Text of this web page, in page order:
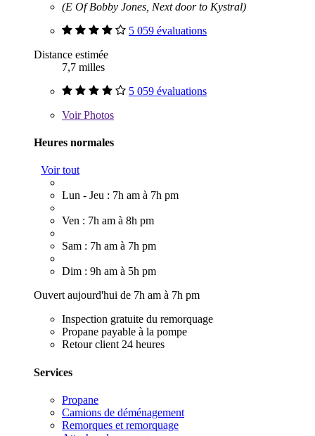
(E Of Bobby Jones, Next door to Kystral)
5 059 évaluations
Distance estimée
7,7 milles
5 059 évaluations
VoirPhotos
Heures normales
Voir tout
Lun - Jeu : 7h am à 7h pm
Ven : 7h am à 8h pm
Sam : 7h am à 7h pm
Dim : 9h am à 5h pm
Ouvert aujourd'hui de 7h am à 7h pm
Inspection gratuite du remorquage
Propane payable à la pompe
Retour client 24 heures
Services
Propane
Camions de déménagement
Remorques et remorquage